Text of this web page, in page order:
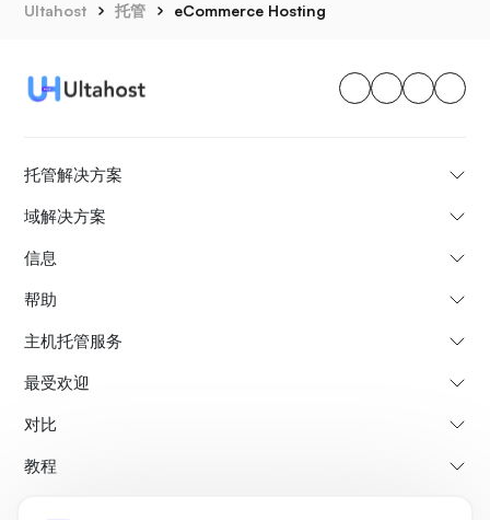
Ultahost 托管 eCommerce Hosting
托管解决方案
域解决方案
信息
帮助
主机托管服务
最受欢迎
对比
教程